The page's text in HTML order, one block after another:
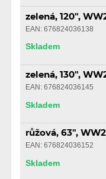
zelená, 120",
EAN: 676824036138
Skladem
zelená, 130",
EAN: 676824036145
Skladem
růžová, 63",
EAN: 676824036152
Skladem